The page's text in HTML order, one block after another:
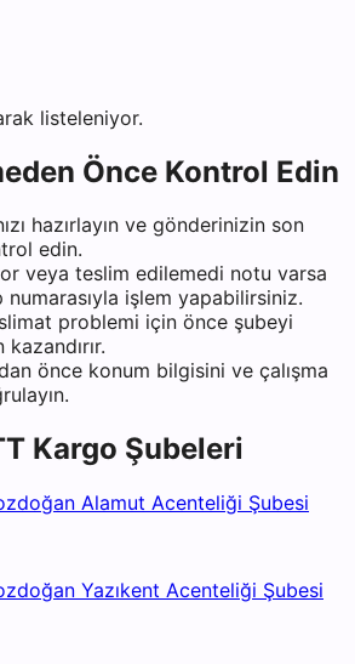
listeleniyor.
Önce Kontrol Edin
hazırlayın ve gönderinizin son
edin.
veya teslim edilemedi notu varsa
işlem yapabilirsiniz.
problemi için önce şubeyi
önce konum bilgisini ve çalışma
Kargo Şubeleri
Alamut Acenteliği Şubesi
Yazıkent Acenteliği Şubesi